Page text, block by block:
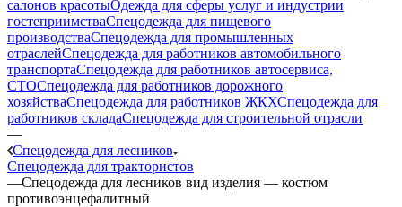
салонов красотыОдежда для сферы услуг и индустрии
гостеприимстваСпецодежда для пищевого
производстваСпецодежда для промышленных
отраслейСпецодежда для работников автомобильного
транспортаСпецодежда для работников автосервиса,
СТОСпецодежда для работников дорожного
хозяйстваСпецодежда для работников ЖКХСпецодежда для
работников складаСпецодежда для строительной отрасли
—
Спецодежда для лесников
Спецодежда для трактористов
—Спецодежда для лесников вид изделия — костюм
противоэнцефалитный